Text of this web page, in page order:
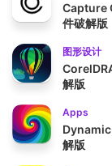
Capture
件破解版
图形设计
解版
Apps
解版